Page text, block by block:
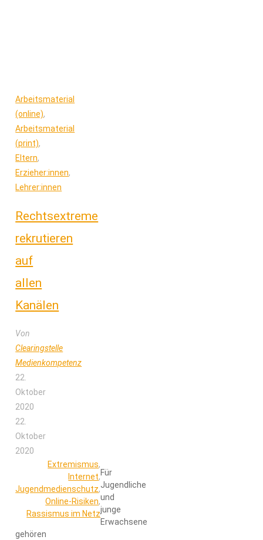
Arbeitsmaterial
(online),
Arbeitsmaterial
(print),
Eltern,
Erzieher:innen,
Lehrer:innen
Rechtsextreme
rekrutieren
auf
allen
Kanälen
Von
Clearingstelle
Medienkompetenz
22.
Oktober
2020
22.
Oktober
2020
Extremismus,
Internet,
Jugendmedienschutz,
Online-Risiken,
Rassismus im Netz
Für
Jugendliche
und
junge
Erwachsene
gehören